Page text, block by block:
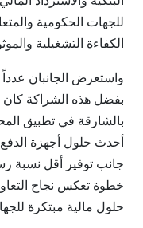
للجهات الحكومية
الكفاءة التشغيلية
واستعرض الجانبان عدداً
بفضل هذه الشراكة كان
بالشارقة في تطبيق
جانب توفير أقل نسبة
خطوة تعكس نجاح
حلول مالية مبتكرة